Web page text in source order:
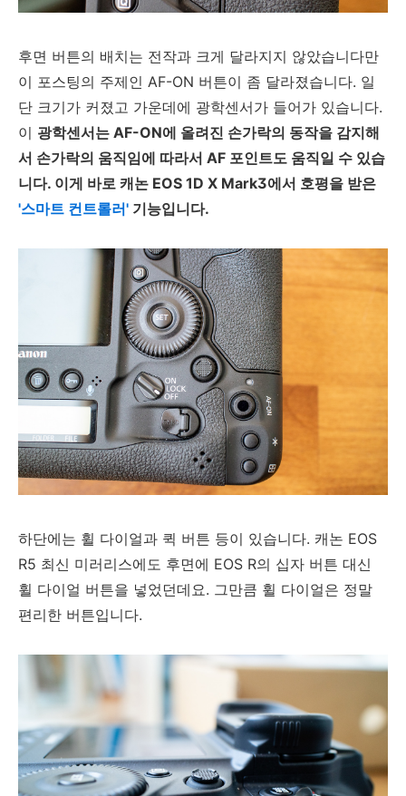
후면 버튼의 배치는 전작과 크게 달라지지 않았습니다만
이 포스팅의 주제인 AF-ON 버튼이 좀 달라졌습니다. 일
단 크기가 커졌고 가운데에 광학센서가 들어가 있습니다.
이 광학센서는 AF-ON에 올려진 손가락의 동작을 감지해
서 손가락의 움직임에 따라서 AF 포인트도 움직일 수 있습
니다. 이게 바로 캐논 EOS 1D X Mark3에서 호평을 받은
'스마트 컨트롤러' 기능입니다.
하단에는 휠 다이얼과 퀵 버튼 등이 있습니다. 캐논 EOS
R5 최신 미러리스에도 후면에 EOS R의 십자 버튼 대신
휠 다이얼 버튼을 넣었던데요. 그만큼 휠 다이얼은 정말
편리한 버튼입니다.